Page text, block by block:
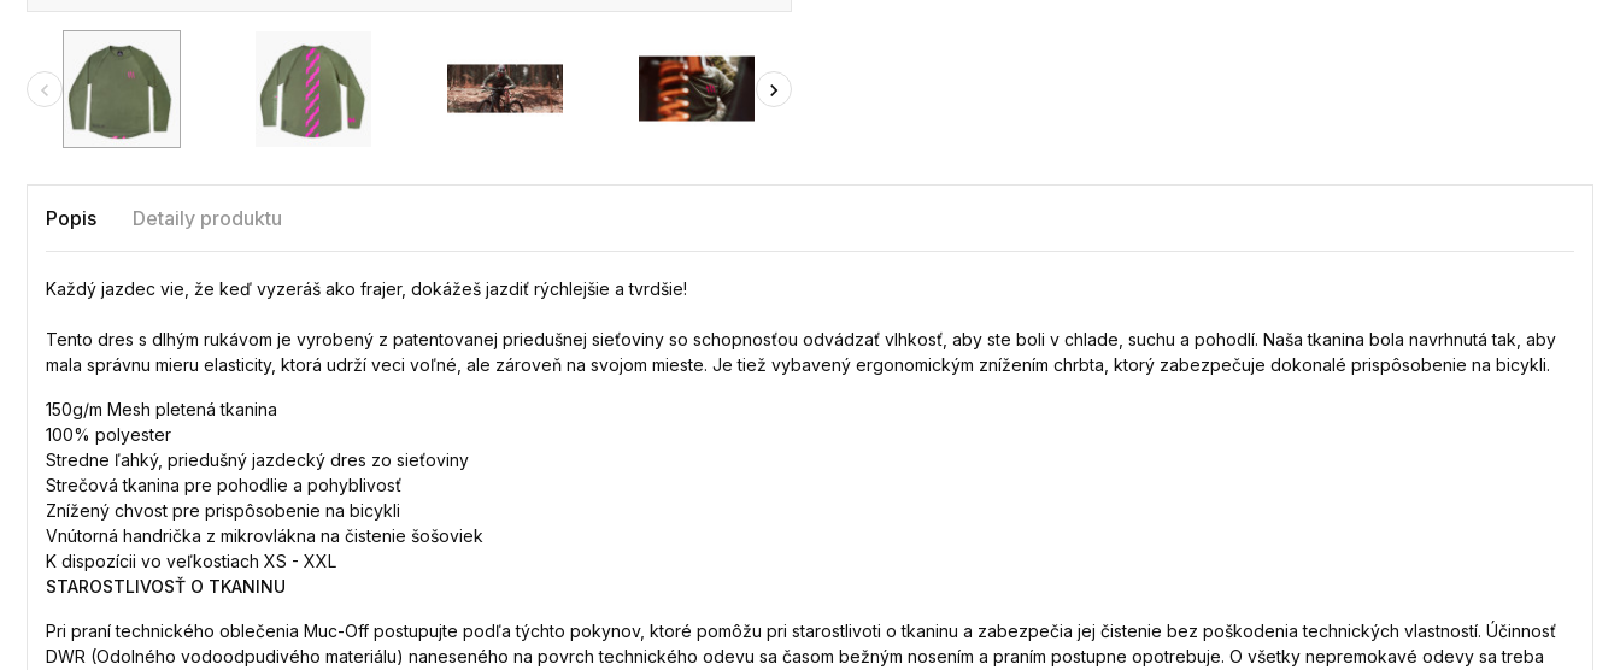
Popis Detaily produktu
Každý jazdec vie, že keď vyzeráš ako frajer, dokážeš jazdiť rýchlejšie a tvrdšie!
Tento dres s dlhým rukávom je vyrobený z patentovanej priedušnej sieťoviny so schopnosťou odvádzať vlhkosť, aby ste boli v chlade, suchu a pohodlí. Naša tkanina bola navrhnutá tak, aby
mala správnu mieru elasticity, ktorá udrží veci voľné, ale zároveň na svojom mieste. Je tiež vybavený ergonomickým znížením chrbta, ktorý zabezpečuje dokonalé prispôsobenie na bicykli.
150g/m Mesh pletená tkanina
100% polyester
Stredne ľahký, priedušný jazdecký dres zo sieťoviny
Strečová tkanina pre pohodlie a pohyblivosť
Znížený chvost pre prispôsobenie na bicykli
Vnútorná handrička z mikrovlákna na čistenie šošoviek
K dispozícii vo veľkostiach XS - XXL
STAROSTLIVOSŤ O TKANINU
Pri praní technického oblečenia Muc-Off postupujte podľa týchto pokynov, ktoré pomôžu pri starostlivoti o tkaninu a zabezpečia jej čistenie bez poškodenia technických vlastností. Účinnosť
DWR (Odolného vodoodpudivého materiálu) naneseného na povrch technického odevu sa časom bežným nosením a praním postupne opotrebuje. O všetky nepremokavé odevy sa treba